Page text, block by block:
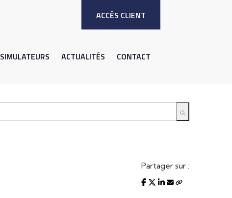
ACCÈS CLIENT
SIMULATEURS ACTUALITÉS CONTACT
Partager sur :